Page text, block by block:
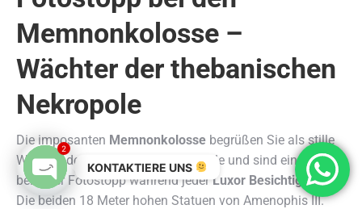
Memnonkolosse –
Wächter der thebanischen
Nekropole
Die imposanten Memnonkolosse begrüßen Sie als stille
Wächter der thebanischen Nekropole und sind ein
beliebter Fotostopp während jeder Luxor Besichtigung.
Die beiden 18 Meter hohen Statuen von Amenophis III.
KONTAKTIERE UNS
Open chaty
2